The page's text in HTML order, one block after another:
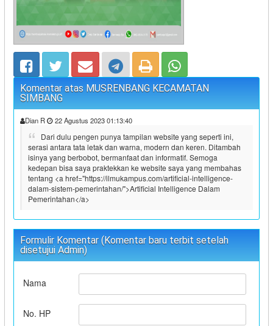
Komentar atas MUSRENBANG KECAMATAN
SIMBANG
Dian R 22 Agustus 2023 01:13:40
Dari dulu pengen punya tampilan website yang seperti ini,
serasi antara tata letak dan warna, modern dan keren. Ditambah
isinya yang berbobot, bermanfaat dan informatif. Semoga
kedepan bisa saya praktekkan ke website saya yang membahas
tentang <a href="https://ilmukampus.com/artificial-intelligence-
dalam-sistem-pemerintahan/">Artificial Intelligence Dalam
Pemerintahan</a>
Formulir Komentar (Komentar baru terbit setelah
disetujui Admin)
Nama
No. HP